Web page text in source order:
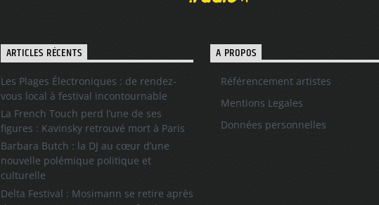
ARTICLES RÉCENTS
Les Plages Électroniques : de rendez-
vous local à festival incontournable
La French Touch perd l’une de ses
figures : Kavinsky retrouvé mort à Paris
Barbara Butch : la DJ au cœur d’une
nouvelle polémique politique et
culturelle
Delta Festival : Mosimann se retire après
A PROPOS
Référencement artistes
Mentions Legales
Données personnelles